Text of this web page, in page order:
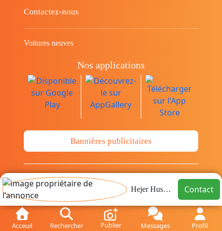
Acceuil Rechercher Publier Messages Profil
Hejer Hussein Contact
Contactez-nous
Voitures neuves
Nos applications
Bannières publicitaires
© Copyright 2014-2026 Cava.tn Limited Tous
les droits sont réservés.